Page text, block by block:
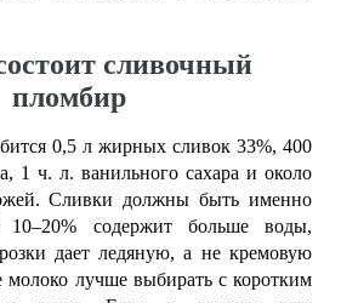
сливочный
пломбир
0,5 л жирных сливок 33%, 400
1 ч. л. ванильного сахара и около
Сливки должны быть именно
содержит больше воды,
дает ледяную, а не кремовую
молоко лучше выбирать с коротким